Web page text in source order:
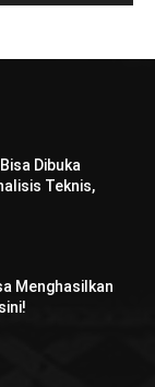
Dibuka
Teknis,
Menghasilkan